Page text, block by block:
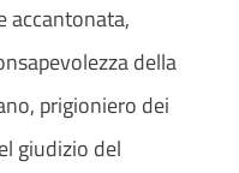
accantonata,
della
prigioniero dei
giudizio del